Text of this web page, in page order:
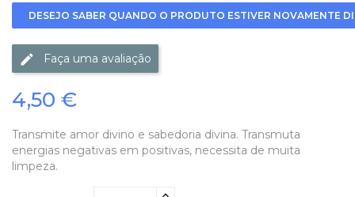
DESEJO SABER QUANDO O PRODUTO ESTIVER NOVAMENTE
Faça uma avaliação
4,50 €
Transmite amor divino e sabedoria divina. Transmuta
energias negativas em positivas, necessita de muita
limpeza.